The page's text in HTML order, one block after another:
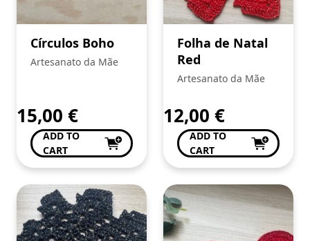
Círculos Boho
Artesanato da Mãe
15,00 €
ADD TO
CART
Folha de Natal
Red
Artesanato da Mãe
12,00 €
ADD TO
CART